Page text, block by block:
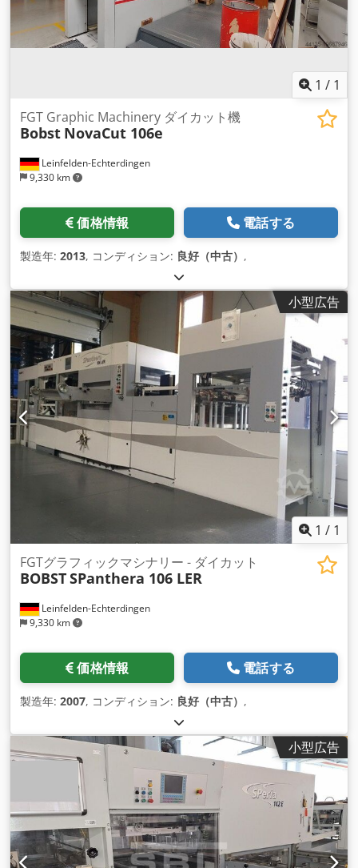
1 / 1
Leinfelden-Echterdingen
9,330 km
FGT Graphic Machinery ダイカット機
Bobst NovaCut 106e
価格情報 電話する
製造年: 2013, コンディション: 良好（中古） ,
小型広告
1 / 1
Leinfelden-Echterdingen
9,330 km
FGTグラフィックマシナリー - ダイカット
BOBSTSPanthera 106 LER
価格情報 電話する
製造年: 2007, コンディション: 良好（中古） ,
小型広告